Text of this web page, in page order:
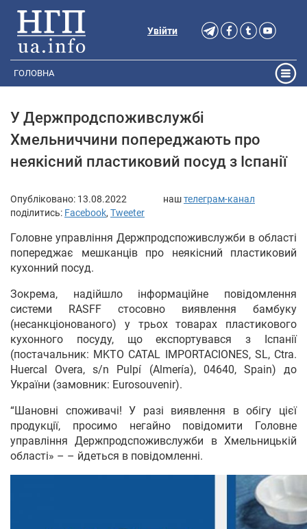
Увійти
ГОЛОВНА
У Держпродспоживслужбі
Хмельниччини попереджають про
неякісний пластиковий посуд з Іспанії
Опубліковано: 13.08.2022 наштелеграм-канал
поділитись: Facebook, Tweeter
Головне управління Держпродспоживслужби в області
попереджає мешканців про неякісний пластиковий
кухонний посуд.
Зокрема, надійшло інформаційне повідомлення
системи RASFF стосовно виявлення бамбуку
(несанкціонованого) у трьох товарах пластикового
кухонного посуду, що експортувався з Іспанії
(постачальник: MKTO CATAL IMPORTACIONES, SL, Ctra.
Huercal Overa, s/n Pulpí (Almería), 04640, Spain) до
України (замовник: Eurosouvenir).
“Шановні споживачі! У разі виявлення в обігу цієї
продукції, просимо негайно повідомити Головне
управління Держпродспоживслужби в Хмельницькій
області» – – йдеться в повідомленні.